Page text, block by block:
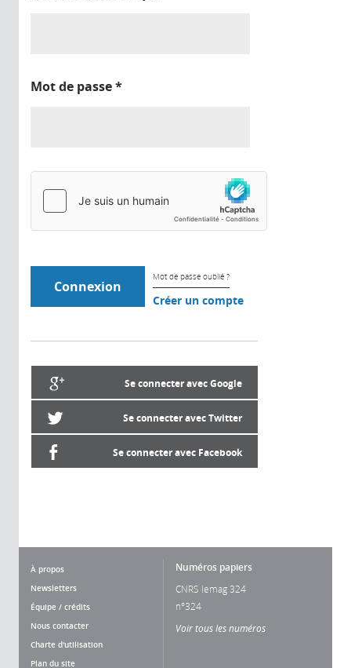
Mot de passe*
Mot de passe oublié ?
Créer un compte
Se connecter avec Google
Se connecter avec Twitter
Se connecter avec Facebook
À propos
Newsletters
Équipe / crédits
Nous contacter
Charte d'utilisation
Plan du site
Numéros papiers
CNRS lemag 324
n°324
Voir tous les numéros